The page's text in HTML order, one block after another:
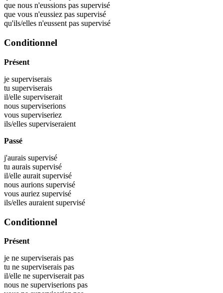
que nous n'eussions pas supervisé
que vous n'eussiez pas supervisé
qu'ils/elles n'eussent pas supervisé
Conditionnel
Présent
je superviserais
tu superviserais
il/elle superviserait
nous superviserions
vous superviseriez
ils/elles superviseraient
Passé
j'aurais supervisé
tu aurais supervisé
il/elle aurait supervisé
nous aurions supervisé
vous auriez supervisé
ils/elles auraient supervisé
Conditionnel
Présent
je ne superviserais pas
tu ne superviserais pas
il/elle ne superviserait pas
nous ne superviserions pas